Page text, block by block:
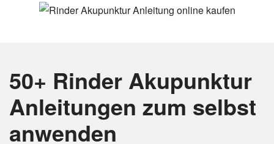
50+ Rinder Akupunktur
Anleitungen zum selbst
anwenden